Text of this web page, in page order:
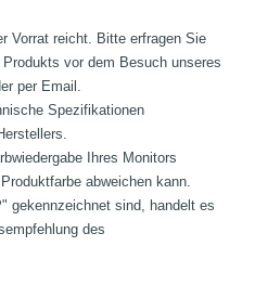
Vorrat reicht. Bitte erfragen Sie
vor dem Besuch unseres
per Email.
Spezifikationen
Ihres Monitors
abweichen kann.
gekennzeichnet sind, handelt es
des